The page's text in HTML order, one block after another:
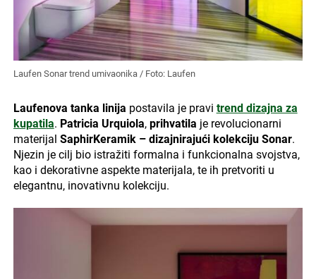
Laufen Sonar trend umivaonika / Foto: Laufen
Laufenova tanka linija postavila je pravi trend dizajna za
kupatila. Patricia Urquiola, prihvatila je revolucionarni
materijal SaphirKeramik – dizajnirajući kolekciju Sonar.
Njezin je cilj bio istražiti formalna i funkcionalna svojstva,
kao i dekorativne aspekte materijala, te ih pretvoriti u
elegantnu, inovativnu kolekciju.